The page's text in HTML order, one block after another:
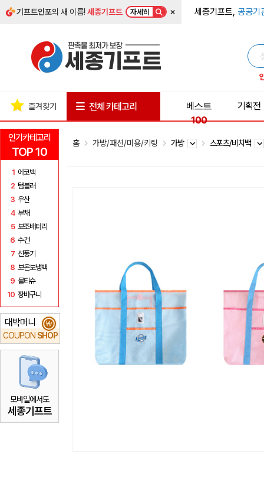
기프트인포의 새 이름!세종기프트 자세히 × 세종기프트, 공공기
인기카테고리
TOP 10
1 에코백
2 텀블러
3 우산
4 부채
5 보조배터리
6 수건
7 선풍기
8 보온보냉백
9 물티슈
10 장바구니
대박머니
COUPON SHOP
₩
모바일에서도
세종기프트
즐겨찾기 전체 카테고리
베스트
100
기획전
홈 가방/패션/미용/키링 가방 스포츠/비치백